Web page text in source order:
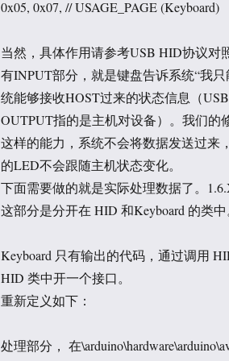
0x05, 0x07, // USAGE_PAGE (Keyboard)
当然，具体作用请参考USB HID协议对
有INPUT部分，就是键盘告诉系统“我
统能够接收HOST过来的状态信息（
OUTPUT指的是主机对设备）。我们的
这样的能力，系统不会将数据发送过来
的LED不会跟随主机状态变化。
下面需要做的就是实际处理数据了。
这部分是分开在 HID 和Keyboard 的类中
Keyboard 只有输出的代码，通过调用
HID 类中开一个接口。
重新定义如下：
处理部分， 在